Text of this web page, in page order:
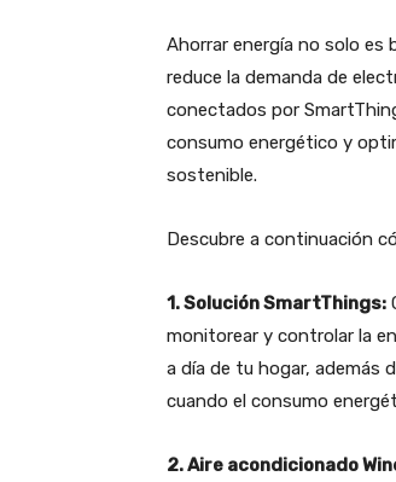
Ahorrar energía no solo es
reduce la demanda de
conectados por
consumo energético y
sostenible.
Descubre a continuación
1.Solución SmartThings:
monitorear y controlar la
a día de tu hogar, además
cuando el consumo
2.Aire acondicionado